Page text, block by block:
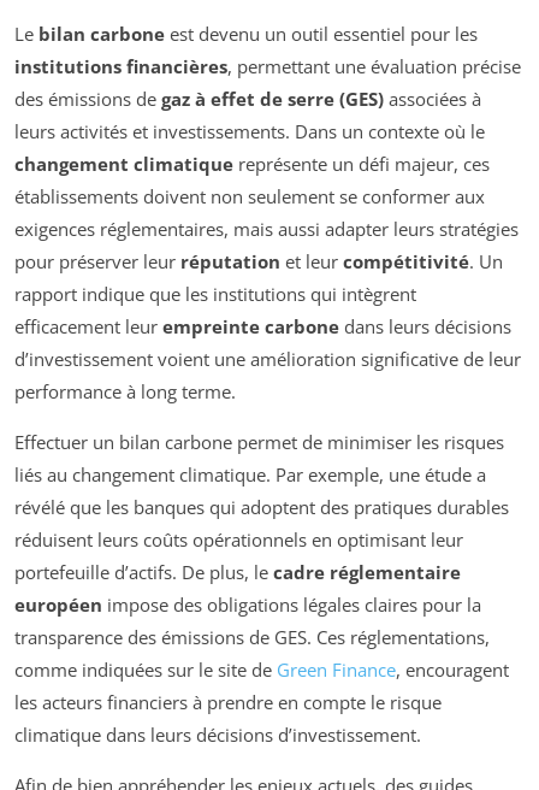
Le bilan carbone est devenu un outil essentiel pour les
institutions financières, permettant une évaluation précise
des émissions de gaz à effet de serre (GES) associées à
leurs activités et investissements. Dans un contexte où le
changement climatique représente un défi majeur, ces
établissements doivent non seulement se conformer aux
exigences réglementaires, mais aussi adapter leurs stratégies
pour préserver leur réputation et leur compétitivité. Un
rapport indique que les institutions qui intègrent
efficacement leur empreinte carbone dans leurs décisions
d’investissement voient une amélioration significative de leur
performance à long terme.
Effectuer un bilan carbone permet de minimiser les risques
liés au changement climatique. Par exemple, une étude a
révélé que les banques qui adoptent des pratiques durables
réduisent leurs coûts opérationnels en optimisant leur
portefeuille d’actifs. De plus, le cadre réglementaire
européen impose des obligations légales claires pour la
transparence des émissions de GES. Ces réglementations,
comme indiquées sur le site de Green Finance, encouragent
les acteurs financiers à prendre en compte le risque
climatique dans leurs décisions d’investissement.